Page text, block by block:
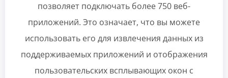
позволяет подключать более 750 веб-
приложений. Это означает, что вы можете
использовать его для извлечения данных из
поддерживаемых приложений и отображения
пользовательских всплывающих окон с